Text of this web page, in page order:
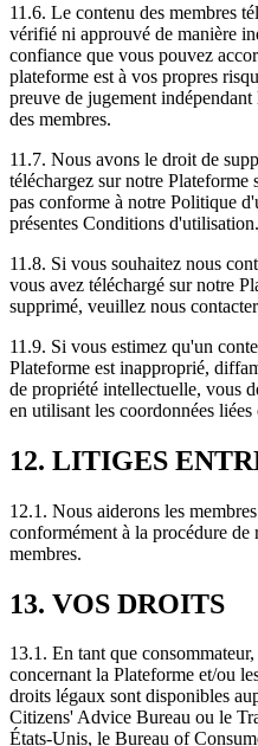
11.6. Le contenu des membres
vérifié ni approuvé de manière
confiance que vous pouvez
plateforme est à vos propres
preuve de jugement
des membres.
11.7. Nous avons le droit de
téléchargez sur notre
pas conforme à notre Politique
présentes Conditions d'utilisation.
11.8. Si vous souhaitez nous
vous avez téléchargé sur notre
supprimé, veuillez nous
11.9. Si vous estimez qu'un
Plateforme est inapproprié,
de propriété intellectuelle, vous
en utilisant les coordonnées liées
12. LITIGES
12.1. Nous aiderons les
conformément à la procédure de
membres.
13. VOS DROITS
13.1. En tant que
concernant la Plateforme et/ou
droits légaux sont disponibles
Citizens' Advice Bureau ou le
États-Unis, le Bureau of